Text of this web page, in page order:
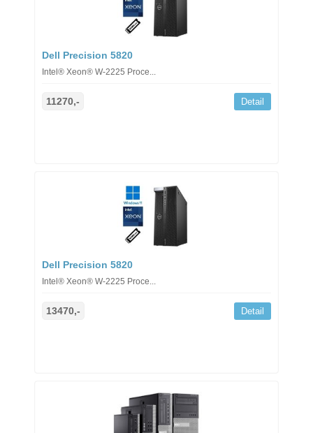
Dell Precision 5820
Intel® Xeon® W-2225 Proce...
11270,- Detail
Dell Precision 5820
Intel® Xeon® W-2225 Proce...
13470,- Detail